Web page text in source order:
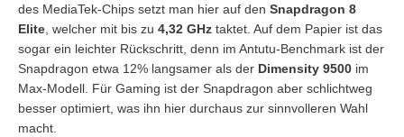
des MediaTek-Chips setzt man hier auf den Snapdragon 8
Elite, welcher mit bis zu 4,32 GHz taktet. Auf dem Papier ist das
sogar ein leichter Rückschritt, denn im Antutu-Benchmark ist der
Snapdragon etwa 12% langsamer als der Dimensity 9500 im
Max-Modell. Für Gaming ist der Snapdragon aber schlichtweg
besser optimiert, was ihn hier durchaus zur sinnvolleren Wahl
macht.